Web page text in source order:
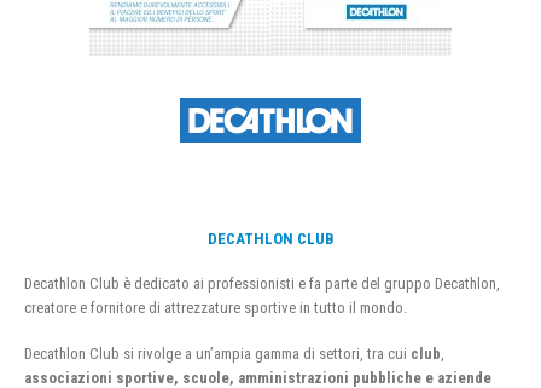
DECATHLON CLUB
Decathlon Club è dedicato ai professionisti e fa parte del gruppo Decathlon,
creatore e fornitore di attrezzature sportive in tutto il mondo.
Decathlon Club si rivolge a un’ampia gamma di settori, tra cui club
associazioni sportive, scuole, amministrazioni pubbliche e aziende